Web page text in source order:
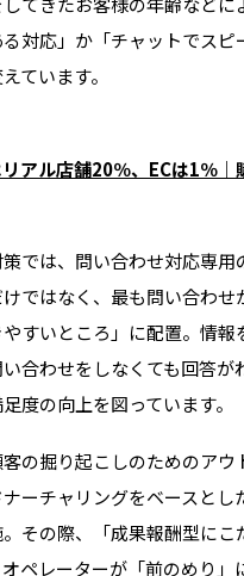
対応」か「チャットでスピ
ています。
アル店舗20％、ECは1％｜
では、問い合わせ対応専用
ではなく、最も問い合わせ
すいところ」に配置。情報
合わせをしなくても回答が
度の向上を図っています。
の掘り起こしのためのアウ
ーチャリングをベースとし
その際、「成果報酬型にこ
ペレーターが「前のめり」